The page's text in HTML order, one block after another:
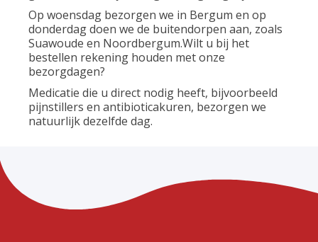
Op woensdag bezorgen we in Bergum en op
donderdag doen we de buitendorpen aan, zoals
Suawoude en Noordbergum.Wilt u bij het
bestellen rekening houden met onze
bezorgdagen?
Medicatie die u direct nodig heeft, bijvoorbeeld
pijnstillers en antibioticakuren, bezorgen we
natuurlijk dezelfde dag.